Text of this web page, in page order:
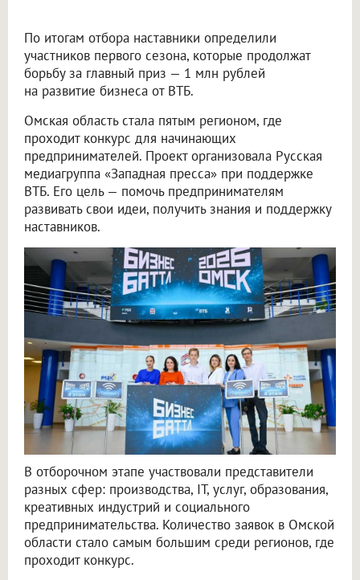
По итогам отбора наставники определили
участников первого сезона, которые продолжат
борьбу за главный приз — 1 млн рублей
на развитие бизнеса от ВТБ.
Омская область стала пятым регионом, где
проходит конкурс для начинающих
предпринимателей. Проект организовала Русская
медиагруппа «Западная пресса» при поддержке
ВТБ. Его цель — помочь предпринимателям
развивать свои идеи, получить знания и поддержку
наставников.
В отборочном этапе участвовали представители
разных сфер: производства, IT, услуг, образования,
креативных индустрий и социального
предпринимательства. Количество заявок в Омской
области стало самым большим среди регионов, где
проходит конкурс.